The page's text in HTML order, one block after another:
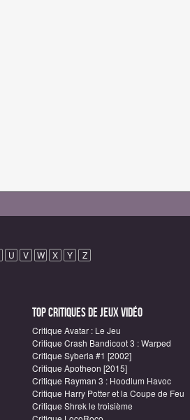
U V W X Y Z
Top critiques de Jeux vidéo
Critique Avatar : Le Jeu
Critique Crash Bandicoot 3 : Warped
Critique Syberia #1 [2002]
Critique Apotheon [2015]
Critique Rayman 3 : Hoodlum Havoc
Critique Harry Potter et la Coupe de Feu
Critique Shrek le troisième